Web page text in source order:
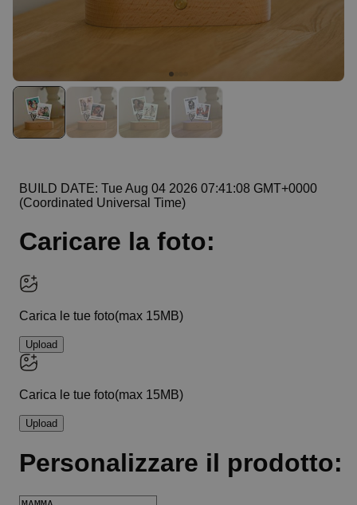
Personalizzabile
più di 3.200
29,99 €